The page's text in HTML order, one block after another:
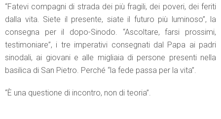
“Fatevi compagni di strada dei più fragili, dei poveri, dei feriti
dalla vita. Siete il presente, siate il futuro più luminoso”, la
consegna per il dopo-Sinodo. “Ascoltare, farsi prossimi,
testimoniare”, i tre imperativi consegnati dal Papa ai padri
sinodali, ai giovani e alle migliaia di persone presenti nella
basilica di San Pietro. Perché “la fede passa per la vita”.
“È una questione di incontro, non di teoria”.